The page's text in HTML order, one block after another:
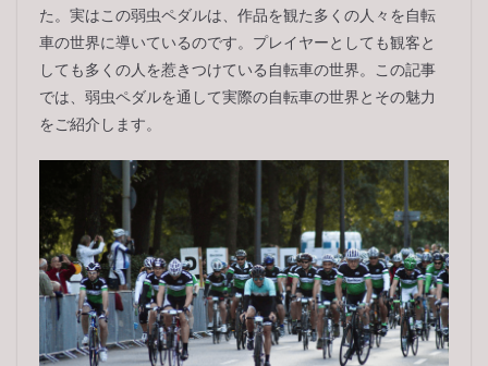
た。実はこの弱虫ペダルは、作品を観た多くの人々を自転
車の世界に導いているのです。プレイヤーとしても観客と
しても多くの人を惹きつけている自転車の世界。この記事
では、弱虫ペダルを通して実際の自転車の世界とその魅力
をご紹介します。